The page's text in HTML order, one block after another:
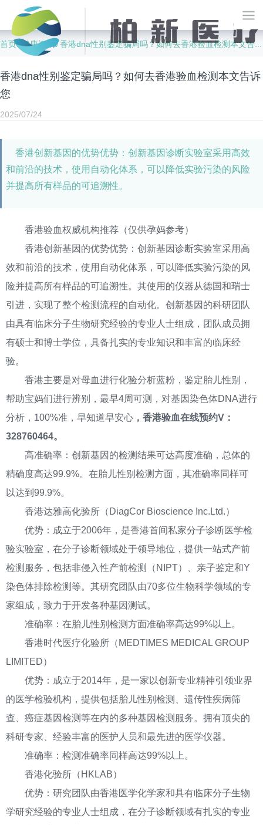
首页/健康资讯 /香港dna性别鉴定骗局吗？如何去香港验血检测本文告诉您
香港dna性别鉴定骗局吗？如何去香港验血检测本文告诉
您
2025/07/24
香港创新基因的优势优势：创新基因诊断实验室采用高效
和前沿的技术，使用自动化体系，可以降低实验污染的风险
并提高所有样品的可追溯性。
香港验血权威机构推荐（仅供孕妈参考）
香港创新基因的优势优势：创新基因诊断实验室采用高
效和前沿的技术，使用自动化体系，可以降低实验污染的风
险并提高所有样品的可追溯性。其使用的仪器从德国和瑞士
引进，实现了整个检测流程的自动化。创新基因的科研团队
由具有临床分子生物研究经验的专业人士组成，团队成员拥
有硕士和博士学位，具备扎实的专业知识和丰富的临床经
验。
香港主要是对母血进行化验分析蓝粉，鉴定胎儿性别，
帮助宝妈们进行辨别，最早4周可测，对基因染色体DNA进行
分析，100%准，早知道早安心 ，香港验血在线预约V：
328760464。
高准确率：创新基因的检测结果可达高度准确，总体的
精确度高达99.9%。在胎儿性别检测方面，其准确率同样可
以达到99.9%。
香港达雅高化验所（DiagCor Bioscience Inc.Ltd.）
优势：成立于2006年，是香港首间私家分子诊断医学检
验实验室，在分子诊断领域处于领导地位，提供一站式产前
检测服务，包括非侵入性产前检测（NIPT）、亲子鉴定和Y
染色体排除检测等。其研究团队由70多位生物科学领域的专
家组成，致力于开发各种基因测试。
准确率：在胎儿性别检测方面准确率高达99%以上。
香港时代医疗化验所（MEDTIMES MEDICAL GROUP
LIMITED）
优势：成立于2014年，是一家以创新专业精神引领业界
的医学检验机构，提供包括胎儿性别检测、遗传性疾病筛
查、癌症基因检测等在内的多种基因检测服务。拥有顶尖的
科研专家、经验丰富的医护人员和最先进的医学仪器。
准确率：检测准确率同样高达99%以上。
香港化验所（HKLAB）
优势：研究团队由香港医学化学家和具有临床分子生物
学研究经验的专业人士组成，在分子诊断领域有扎实的专业